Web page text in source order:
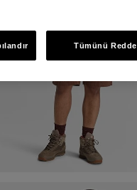
Tümünü